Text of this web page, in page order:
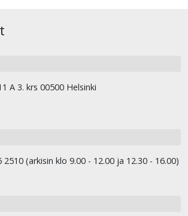
A 3. krs 00500 Helsinki
2510 (arkisin klo 9.00 - 12.00 ja 12.30 - 16.00)